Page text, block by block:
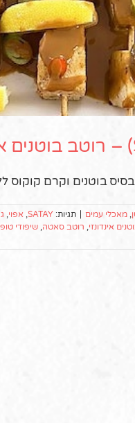
בוטנים וקרם קוקוס
, מאכלי עמים תגיות: SATAY
, אפוי,
אינדונזי, רוטב סאטה, שיפודי